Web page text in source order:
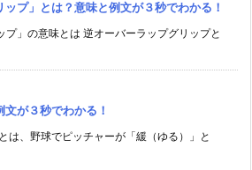
ップ」とは？意味と例文が３秒でわかる！
プ」の意味とは 逆オーバーラップグリップと
文が３秒でわかる！
は、野球でピッチャーが「緩（ゆる）」と